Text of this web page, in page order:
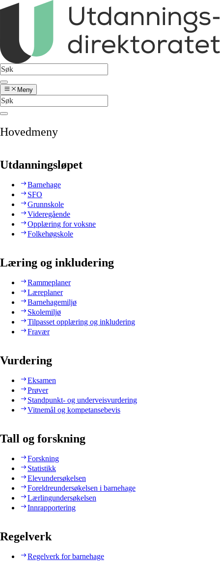
Meny
Hovedmeny
Utdanningsløpet
Barnehage
SFO
Grunnskole
Videregående
Opplæring for voksne
Folkehøgskole
Læring og inkludering
Rammeplaner
Læreplaner
Barnehagemiljø
Skolemiljø
Tilpasset opplæring og inkludering
Fravær
Vurdering
Eksamen
Prøver
Standpunkt- og underveisvurdering
Vitnemål og kompetansebevis
Tall og forskning
Forskning
Statistikk
Elevundersøkelsen
Foreldreundersøkelsen i barnehage
Lærlingundersøkelsen
Innrapportering
Regelverk
Regelverk for barnehage